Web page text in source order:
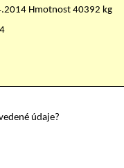
Hmotnost 40392 kg
údaje?